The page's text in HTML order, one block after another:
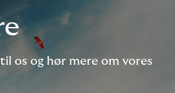
os og hør mere om vores